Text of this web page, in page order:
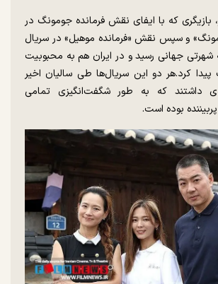
بازیگری که با ایفای نقش فرمانده جومونگ در
و سپس نقش «فرمانده موهیل» در سریال
شهرتی جهانی رسید و در ایران هم به محبوبیت
پیدا کرد.هر دو این سریال‌ها طی سالیان اخیر
داشتند که به طور شگفت‌انگیزی تمامی
بوده است.